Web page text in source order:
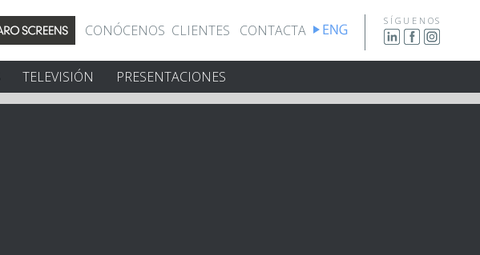
SÍGUENOS
CONTACTA
CLIENTES
CONÓCENOS
TELEVISIÓN PRESENTACIONES